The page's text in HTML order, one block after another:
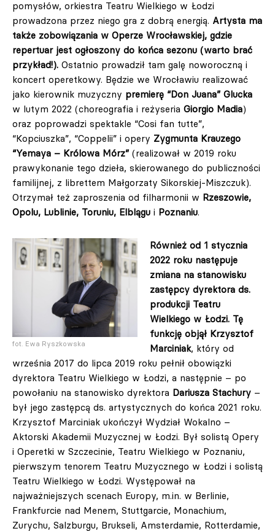
pomysłów, orkiestra Teatru Wielkiego w Łodzi
prowadzona przez niego gra z dobrą energią. Artysta ma
także zobowiązania w Operze Wrocławskiej, gdzie
repertuar jest ogłoszony do końca sezonu (warto brać
przykład!). Ostatnio prowadził tam galę noworoczną i
koncert operetkowy. Będzie we Wrocławiu realizować
jako kierownik muzyczny premierę “Don Juana” Glucka
w lutym 2022 (choreografia i reżyseria Giorgio Madia)
oraz poprowadzi spektakle “Cosi fan tutte”,
“Kopciuszka”, “Coppelii” i opery Zygmunta Krauzego
“Yemaya – Królowa Mórz” (realizował w 2019 roku
prawykonanie tego dzieła, skierowanego do publiczności
familijnej, z librettem Małgorzaty Sikorskiej-Miszczuk).
Otrzymał też zaproszenia od filharmonii w Rzeszowie,
Opolu, Lublinie, Toruniu, Elblągu i Poznaniu.
fot. Ewa Ryszkowska
Również od 1 stycznia
2022 roku następuje
zmiana na stanowisku
zastępcy dyrektora ds.
produkcji Teatru
Wielkiego w Łodzi. Tę
funkcję objął Krzysztof
Marciniak, który od
września 2017 do lipca 2019 roku pełnił obowiązki
dyrektora Teatru Wielkiego w Łodzi, a następnie – po
powołaniu na stanowisko dyrektora Dariusza Stachury –
był jego zastępcą ds. artystycznych do końca 2021 roku.
Krzysztof Marciniak ukończył Wydział Wokalno –
Aktorski Akademii Muzycznej w Łodzi. Był solistą Opery
i Operetki w Szczecinie, Teatru Wielkiego w Poznaniu,
pierwszym tenorem Teatru Muzycznego w Łodzi i solistą
Teatru Wielkiego w Łodzi. Występował na
najważniejszych scenach Europy, m.in. w Berlinie,
Frankfurcie nad Menem, Stuttgarcie, Monachium,
Zurychu, Salzburgu, Brukseli, Amsterdamie, Rotterdamie,